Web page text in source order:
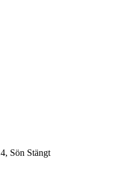
Sön Stängt